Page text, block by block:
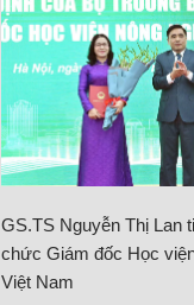
GS.TS Nguyễn Thị Lan
chức Giám đốc Học
Việt Nam